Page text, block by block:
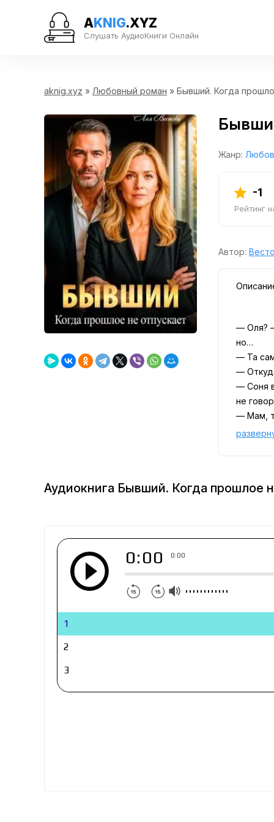
AKNIG.XYZ
Слушать АудиоКниги Онлайн
aknig.xyz » Любовный роман » Бывший. Когда
Жанр:
-1
Рейтинг
Автор:
— Оля?
но…
— Та
—
— Соня
не
— Мам,
— И что
Его
Аудиокнига Бывший. Когда прошлое
0:00 0:00
1
2
3
4